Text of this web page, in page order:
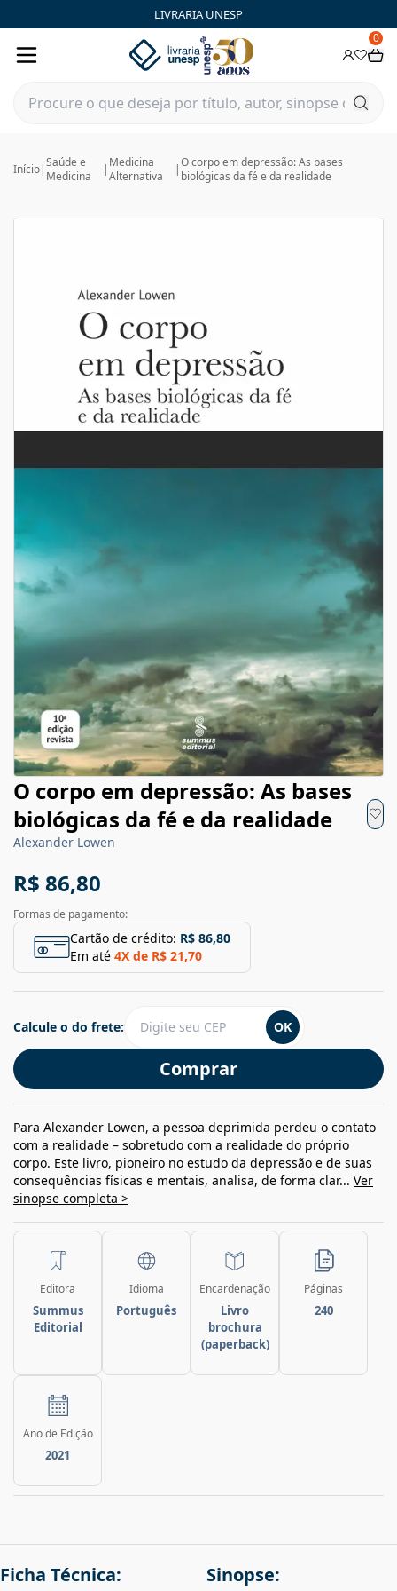
LIVRARIA UNESP
0
Início|Saúde e
Medicina
| Medicina
Alternativa
|O corpo em depressão: As bases
biológicas da fé e da realidade
O corpo em depressão: As bases
biológicas da fé e da realidade
Alexander Lowen
R$ 86,80
Formas de pagamento:
Cartão de crédito: R$ 86,80
Em até 4X de R$ 21,70
Comprar
Calcule o do frete: OK
Para Alexander Lowen, a pessoa deprimida perdeu o contato
com a realidade – sobretudo com a realidade do próprio
corpo. Este livro, pioneiro no estudo da depressão e de suas
consequências físicas e mentais, analisa, de forma clar... Ver
sinopse completa >
Editora
Summus
Editorial
Idioma
Português
Encardenação
Livro
brochura
(paperback)
Páginas
240
Ano de Edição
2021
Ficha Técnica: Sinopse: